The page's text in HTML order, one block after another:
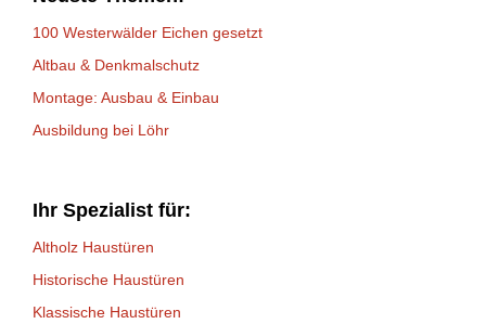
100 Westerwälder Eichen gesetzt
Altbau & Denkmalschutz
Montage: Ausbau & Einbau
Ausbildung bei Löhr
Ihr Spezialist für:
Altholz Haustüren
Historische Haustüren
Klassische Haustüren